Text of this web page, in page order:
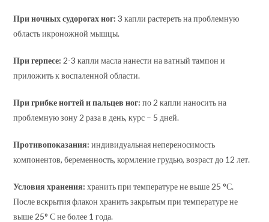
При ночных судорогах ног: 3 капли растереть на проблемную
область икроножной мышцы.
При герпесе: 2-3 капли масла нанести на ватный тампон и
приложить к воспаленной области.
При грибке ногтей и пальцев ног: по 2 капли наносить на
проблемную зону 2 раза в день, курс – 5 дней.
Противопоказания: индивидуальная непереносимость
компонентов, беременность, кормление грудью, возраст до 12 лет.
Условия хранения: хранить при температуре не выше 25 °С.
После вскрытия флакон хранить закрытым при температуре не
выше 25° С не более 1 года.